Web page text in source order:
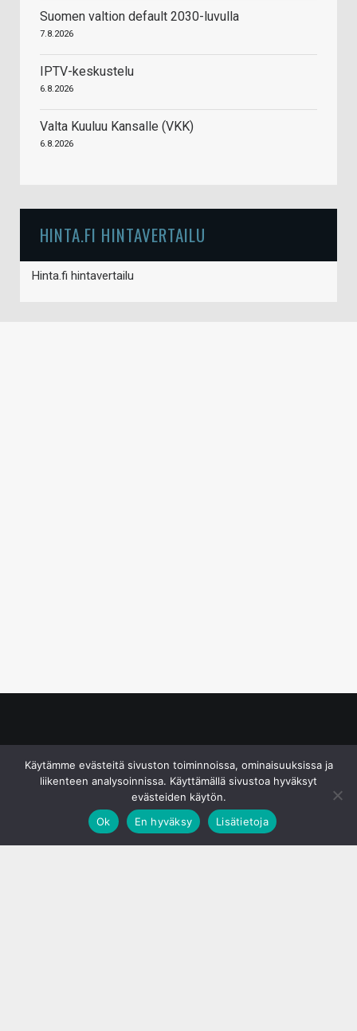
Suomen valtion default 2030-luvulla
7.8.2026
IPTV-keskustelu
6.8.2026
Valta Kuuluu Kansalle (VKK)
6.8.2026
HINTA.FI HINTAVERTAILU
Hinta.fi hintavertailu
Käytämme evästeitä sivuston toiminnoissa, ominaisuuksissa ja
liikenteen analysoinnissa. Käyttämällä sivustoa hyväksyt
evästeiden käytön.
Ok
En hyväksy Lisätietoja